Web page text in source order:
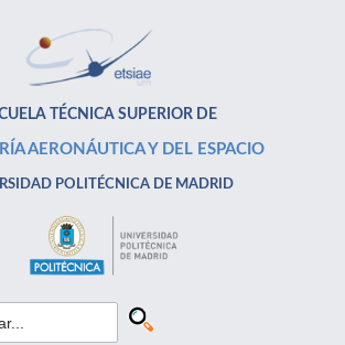
TÉCNICA SUPERIOR DE
AERONÁUTICA Y DEL ESPACIO
POLITÉCNICA DE MADRID